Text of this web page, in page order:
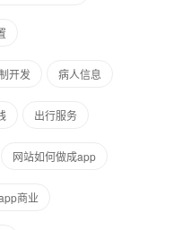
开发 病人信息
出行服务
网站如何做成app
商业